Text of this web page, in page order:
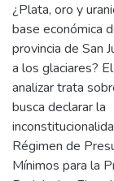
¿Plata, oro y
base económica
provincia de San
a los glaciares?
analizar trata
busca declarar la
Régimen de
Mínimos para la